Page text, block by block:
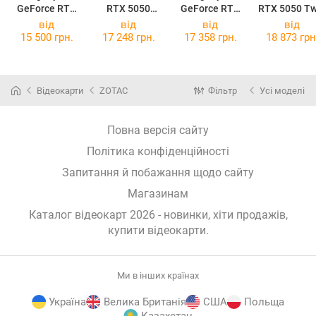
GeForce RTX
5050 OC Low
Profile 8G
RTX 5050
Prime OC 8GB
GeForce RTX
5050 GAMING
OC 8G
RTX 5050
Edge
від
15 500 грн.
від
17 248 грн.
від
17 358 грн.
від
18 873
Відеокарти ZOTAC Фільтр Усі моделі
Повна версія сайту
Політика конфіденційності
Запитання й побажання щодо сайту
Магазинам
Каталог відеокарт 2026 - новинки, хіти продажів,
купити відеокарти.
Ми в інших країнах
Україна Велика Британія США
Польща